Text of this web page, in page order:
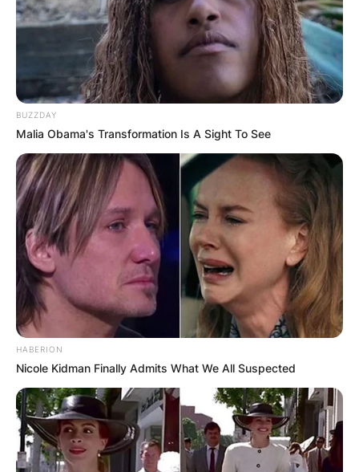
BUZZDAY
Malia Obama's Transformation Is A Sight To See
HABERION
Nicole Kidman Finally Admits What We All Suspected